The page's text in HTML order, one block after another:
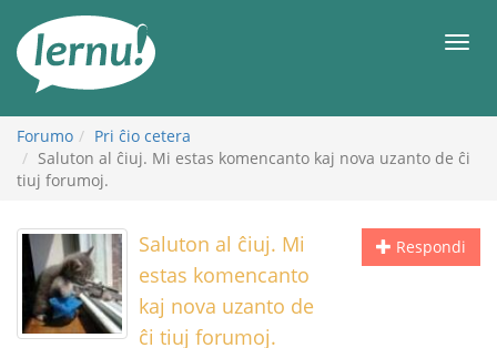
enhavo
Forumo
Pri ĉio cetera
Saluton al ĉiuj. Mi estas komencanto kaj nova uzanto de ĉi
tiuj forumoj.
Respondi
Saluton al ĉiuj. Mi
estas komencanto
kaj nova uzanto de
ĉi tiuj forumoj.